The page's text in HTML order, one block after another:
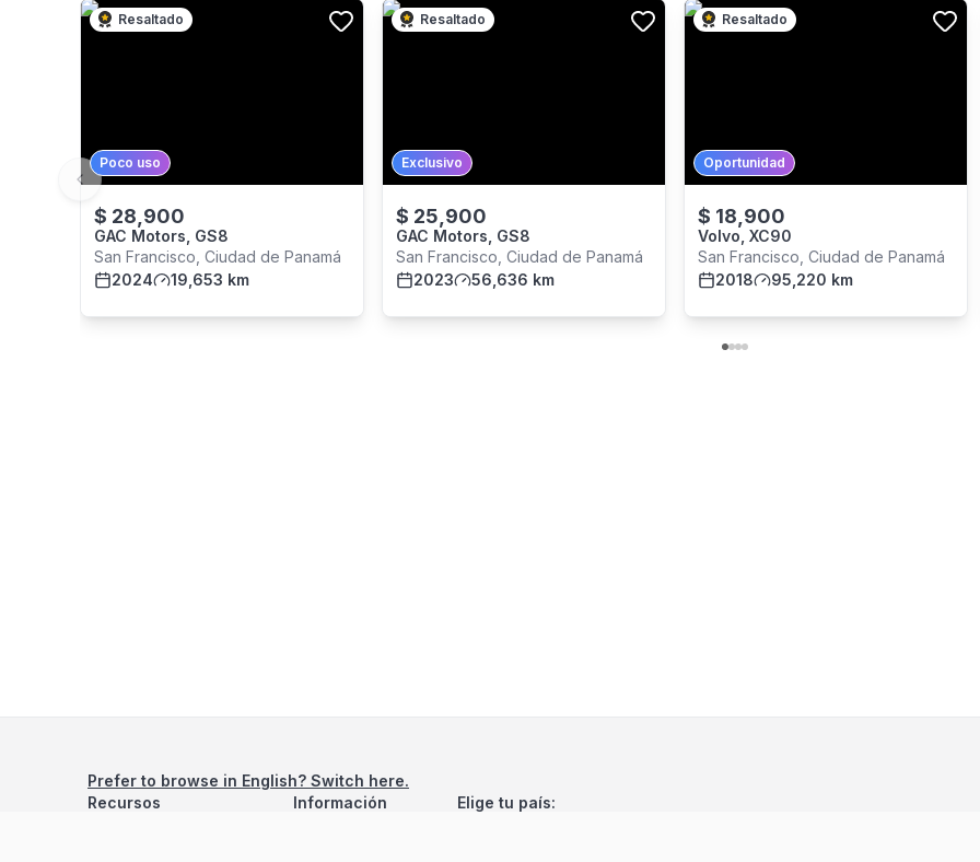
Resaltado
Poco uso
$ 28,900
GAC Motors, GS8
San Francisco, Ciudad de Panamá
2024
19,653 km
Resaltado
Exclusivo
$ 25,900
GAC Motors, GS8
San Francisco, Ciudad de Panamá
2023
56,636 km
Resaltado
Oportunidad
$ 18,900
Volvo, XC90
San Francisco, Ciudad de Panamá
2018
95,220 km
Previous slide
Prefer to browse in English? Switch here.
Recursos
Información Elige tu país: